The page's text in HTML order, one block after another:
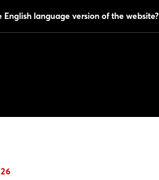
language version of the website?